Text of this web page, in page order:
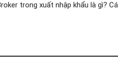
trong xuất nhập khẩu là gì?